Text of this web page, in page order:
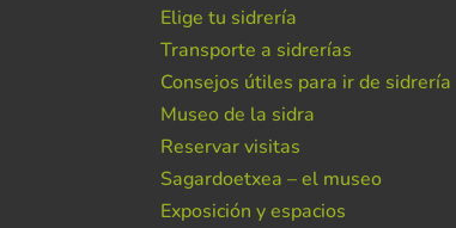
Elige tu sidrería
Transporte a sidrerías
Consejos útiles para ir de sidrería
Museo de la sidra
Reservar visitas
Sagardoetxea – el museo
Exposición y espacios